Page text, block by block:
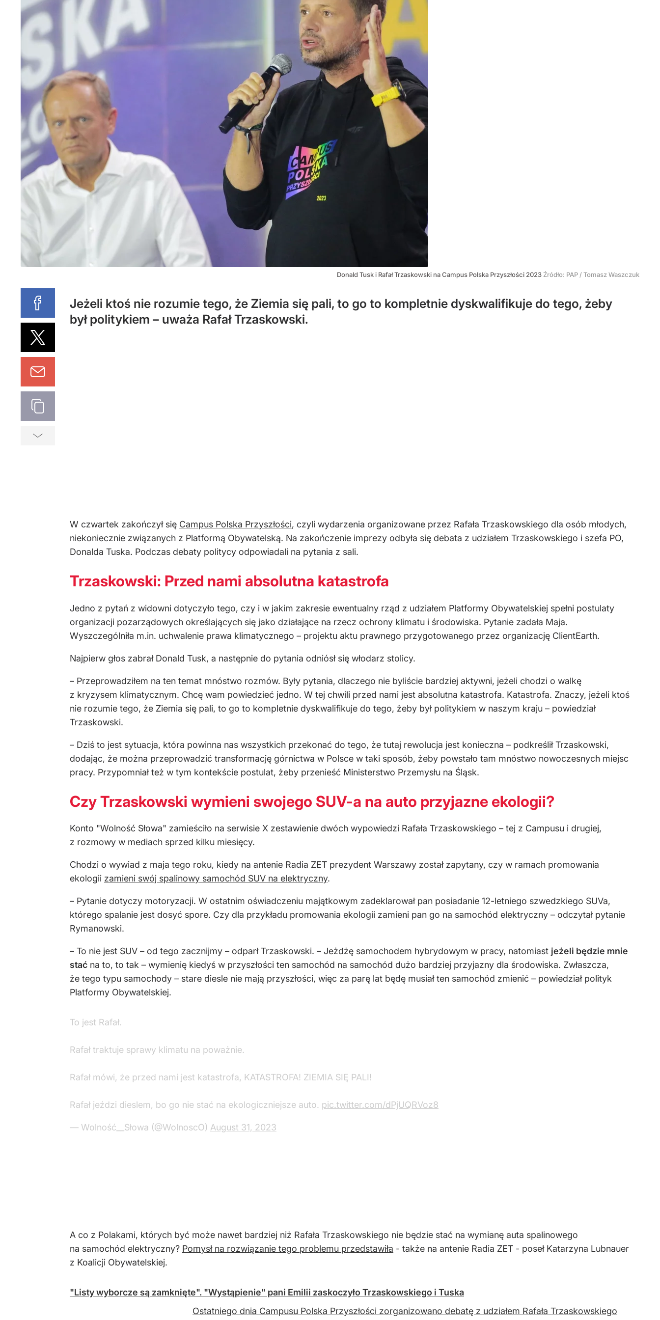
Donald Tusk i Rafał Trzaskowski na Campus Polska Przyszłości 2023 Źródło: PAP /Tomasz Waszczuk
Jeżeli ktoś nie rozumie tego, że Ziemia się pali, to go to kompletnie dyskwalifikuje do tego, żeby
był politykiem – uważa Rafał Trzaskowski.
W czwartek zakończył się Campus Polska Przyszłości, czyli wydarzenia organizowane przez Rafała Trzaskowskiego dla osób młodych,
niekoniecznie związanych z Platformą Obywatelską. Na zakończenie imprezy odbyła się debata z udziałem Trzaskowskiego i szefa PO,
Donalda Tuska. Podczas debaty politycy odpowiadali na pytania z sali.
Trzaskowski: Przed nami absolutna katastrofa
Jedno z pytań z widowni dotyczyło tego, czy i w jakim zakresie ewentualny rząd z udziałem Platformy Obywatelskiej spełni postulaty
organizacji pozarządowych określających się jako działające na rzecz ochrony klimatu i środowiska. Pytanie zadała Maja.
Wyszczególniła m.in. uchwalenie prawa klimatycznego – projektu aktu prawnego przygotowanego przez organizację ClientEarth.
Najpierw głos zabrał Donald Tusk, a następnie do pytania odniósł się włodarz stolicy.
– Przeprowadziłem na ten temat mnóstwo rozmów. Były pytania, dlaczego nie byliście bardziej aktywni, jeżeli chodzi o walkę
z kryzysem klimatycznym. Chcę wam powiedzieć jedno. W tej chwili przed nami jest absolutna katastrofa. Katastrofa. Znaczy, jeżeli ktoś
nie rozumie tego, że Ziemia się pali, to go to kompletnie dyskwalifikuje do tego, żeby był politykiem w naszym kraju – powiedział
Trzaskowski.
– Dziś to jest sytuacja, która powinna nas wszystkich przekonać do tego, że tutaj rewolucja jest konieczna – podkreślił Trzaskowski,
dodając, że można przeprowadzić transformację górnictwa w Polsce w taki sposób, żeby powstało tam mnóstwo nowoczesnych miejsc
pracy. Przypomniał też w tym kontekście postulat, żeby przenieść Ministerstwo Przemysłu na Śląsk.
Czy Trzaskowski wymieni swojego SUV-a na auto przyjazne ekologii?
Konto "Wolność Słowa" zamieściło na serwisie X zestawienie dwóch wypowiedzi Rafała Trzaskowskiego – tej z Campusu i drugiej,
z rozmowy w mediach sprzed kilku miesięcy.
Chodzi o wywiad z maja tego roku, kiedy na antenie Radia ZET prezydent Warszawy został zapytany, czy w ramach promowania
ekologii zamieni swój spalinowy samochód SUV na elektryczny.
– Pytanie dotyczy motoryzacji. W ostatnim oświadczeniu majątkowym zadeklarował pan posiadanie 12-letniego szwedzkiego SUVa,
którego spalanie jest dosyć spore. Czy dla przykładu promowania ekologii zamieni pan go na samochód elektryczny – odczytał pytanie
Rymanowski.
– To nie jest SUV – od tego zacznijmy – odparł Trzaskowski. – Jeżdżę samochodem hybrydowym w pracy, natomiast jeżeli będzie mnie
stać na to, to tak – wymienię kiedyś w przyszłości ten samochód na samochód dużo bardziej przyjazny dla środowiska. Zwłaszcza,
że tego typu samochody – stare diesle nie mają przyszłości, więc za parę lat będę musiał ten samochód zmienić – powiedział polityk
Platformy Obywatelskiej.
Rafał traktuje sprawy klimatu na poważnie.